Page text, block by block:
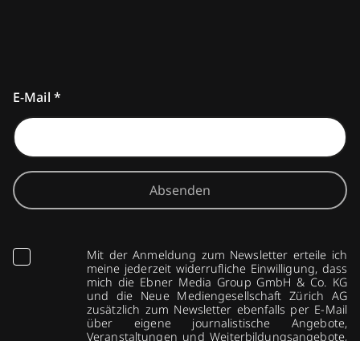
E-Mail *
Absenden
Mit der Anmeldung zum Newsletter erteile ich
meine jederzeit widerrufliche Einwilligung, dass
mich die Ebner Media Group GmbH & Co. KG
und die Neue Mediengesellschaft Zürich AG
zusätzlich zum Newsletter ebenfalls per E-Mail
über eigene journalistische Angebote,
Veranstaltungen und Weiterbildungsangebote,